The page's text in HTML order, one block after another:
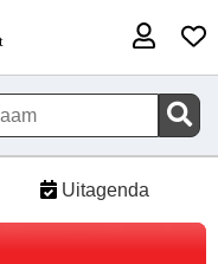
Uitagenda